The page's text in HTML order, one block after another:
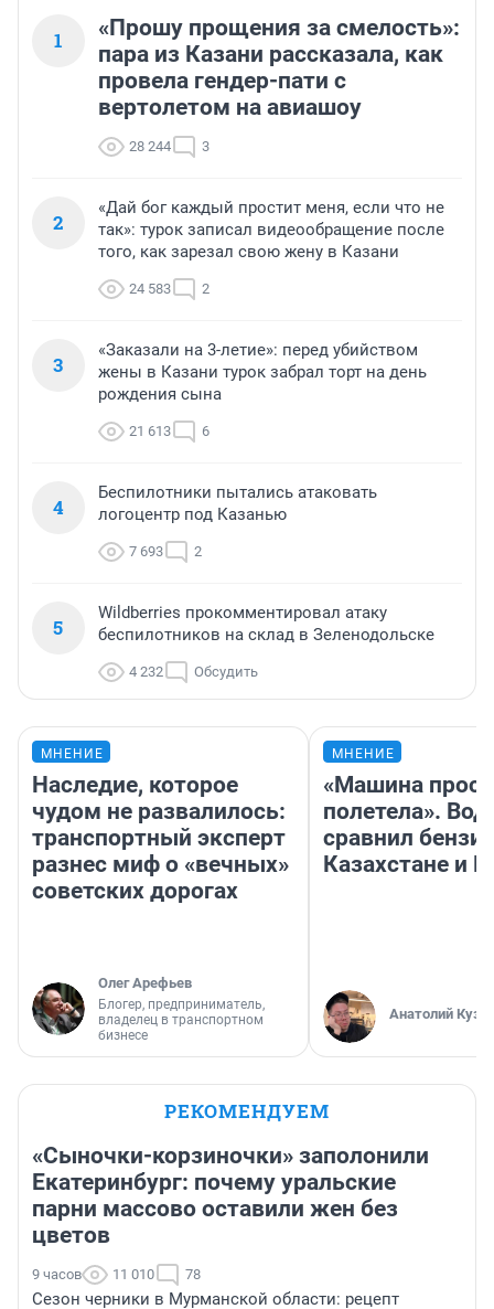
1
«Прошу прощения за смелость»:
пара из Казани рассказала, как
провела гендер-пати с
вертолетом на авиашоу
28 244 3
2
«Дай бог каждый простит меня, если что не
так»: турок записал видеообращение после
того, как зарезал свою жену в Казани
24 583 2
3
«Заказали на 3-летие»: перед убийством
жены в Казани турок забрал торт на день
рождения сына
21 613 6
4
Беспилотники пытались атаковать
логоцентр под Казанью
7 693 2
5
Wildberries прокомментировал атаку
беспилотников на склад в Зеленодольске
4 232 Обсудить
МНЕНИЕ
Наследие, которое
чудом не развалилось:
транспортный эксперт
разнес миф о «вечных»
советских дорогах
Олег Арефьев
Блогер, предприниматель,
владелец в транспортном
бизнесе
МНЕНИЕ
«Машина
полетела».
сравнил
Казахстане и
Анатолий
РЕКОМЕНДУЕМ
«Сыночки-корзиночки» заполонили
Екатеринбург: почему уральские
парни массово оставили жен без
цветов
9 часов 11 010 78
Сезон черники в Мурманской области: рецепт